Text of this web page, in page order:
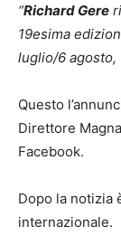
“Richard Gere
19esima
luglio/6 agosto,
Questo
Direttore
Facebook.
Dopo la notizia
internazionale.